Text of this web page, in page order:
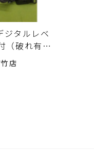
ジタルレベ
（破れ有）
店